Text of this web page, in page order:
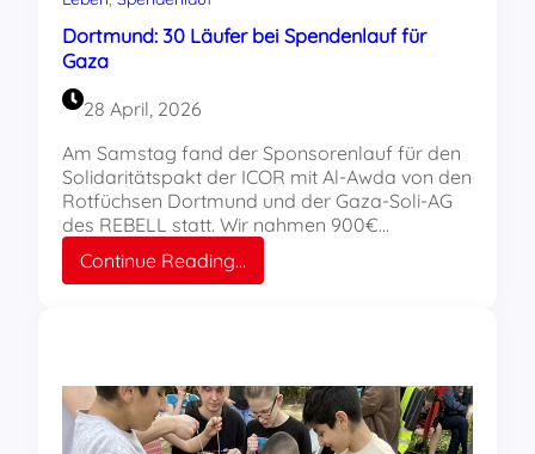
Dortmund: 30 Läufer bei Spendenlauf für
Gaza
28 April, 2026
Am Samstag fand der Sponsorenlauf für den
Solidaritätspakt der ICOR mit Al-Awda von den
Rotfüchsen Dortmund und der Gaza-Soli-AG
des REBELL statt. Wir nahmen 900€…
Continue Reading…
Dortmund:
für
Gaza